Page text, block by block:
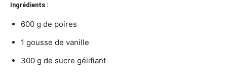
Ingrédients :
600 g de poires
1 gousse de vanille
300 g de sucre gélifiant